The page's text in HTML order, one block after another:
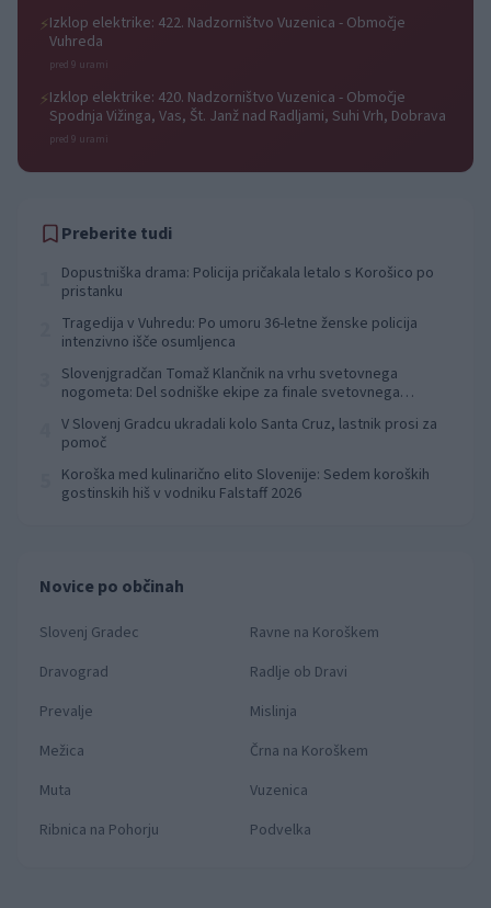
⚡Izklop elektrike: 422. Nadzorništvo Vuzenica - Območje
Vuhreda
pred 9 urami
⚡Izklop elektrike: 420. Nadzorništvo Vuzenica - Območje
Spodnja Vižinga, Vas, Št. Janž nad Radljami, Suhi Vrh, Dobrava
pred 9 urami
Preberite tudi
Dopustniška drama: Policija pričakala letalo s Korošico po
pristanku
Tragedija v Vuhredu: Po umoru 36-letne ženske policija
intenzivno išče osumljenca
Slovenjgradčan Tomaž Klančnik na vrhu svetovnega
nogometa: Del sodniške ekipe za finale svetovnega
V Slovenj Gradcu ukradali kolo Santa Cruz, lastnik prosi za
pomoč
Koroška med kulinarično elito Slovenije: Sedem koroških
gostinskih hiš v vodniku Falstaff 2026
Novice po občinah
Slovenj Gradec
Ravne na Koroškem
Dravograd
Radlje ob Dravi
Prevalje
Mislinja
Mežica
Črna na Koroškem
Muta
Vuzenica
Ribnica na Pohorju
Podvelka